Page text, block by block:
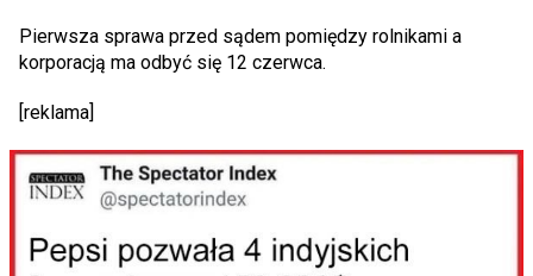
Pierwsza sprawa przed sądem pomiędzy rolnikami a
korporacją ma odbyć się 12 czerwca.
[reklama]